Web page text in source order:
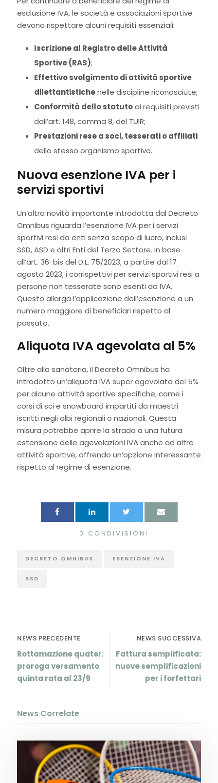
esclusione IVA, le società e associazioni sportive
devono rispettare alcuni requisiti essenziali:
Iscrizione al Registro delle Attività
Sportive (RAS);
Effettivo svolgimento di attività sportive
dilettantistichenelle discipline riconosciute;
Conformità dello statutoai requisiti previsti
dall’art. 148, comma 8, del TUIR;
Prestazioni rese a soci, tesserati o affiliati
dello stesso organismo sportivo.
Nuova esenzione IVA per i
servizi sportivi
Un’altra novità importante introdotta dal Decreto
Omnibus riguarda l’esenzione IVA per i servizi
sportivi resi da enti senza scopo di lucro, inclusi
SSD, ASD e altri Enti del Terzo Settore. In base
all’art. 36-bis del D.L. 75/2023, a partire dal 17
agosto 2023, i corrispettivi per servizi sportivi resi a
persone non tesserate sono esenti da IVA.
Questo allarga l’applicazione dell’esenzione a un
numero maggiore di beneficiari rispetto al
passato.
Aliquota IVA agevolata al 5%
Oltre alla sanatoria, il Decreto Omnibus ha
introdotto un’aliquota IVA super agevolata del 5%
per alcune attività sportive specifiche, come i
corsi di sci e snowboard impartiti da maestri
iscritti negli albi regionali o nazionali. Questa
misura potrebbe aprire la strada a una futura
estensione delle agevolazioni IVA anche ad altre
attività sportive, offrendo un’opzione interessante
rispetto al regime di esenzione.
0 CONDIVISIONI
DECRETO OMNIBUS ESENZIONE IVA
SSD
NEWS PRECEDENTE
Rottamazione quater:
proroga versamento
quinta rata al 23/9
NEWS SUCCESSIVA
Fattura semplificata:
nuove semplificazioni
per i forfettari
News Correlate